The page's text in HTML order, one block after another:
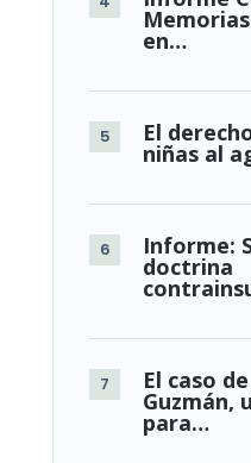
en…
El
niñas al
Informe:
doctrina
El caso
Guzmán,
para…